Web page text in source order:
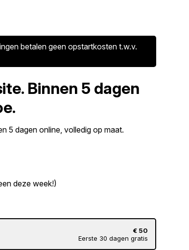
betalen geen opstartkosten t.w.v.
Binnen 5 dagen
5 dagen online, volledig op maat.
deze week!)
€ 50
Eerste 30 dagen gratis